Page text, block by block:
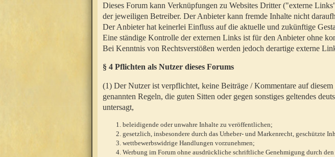
Dieses Forum kann Verknüpfungen zu Websites Dritter ("externe
der jeweiligen Betreiber. Der Anbieter kann fremde Inhalte nicht
Der Anbieter hat keinerlei Einfluss auf die aktuelle und zukünftige
Eine ständige Kontrolle der externen Links ist für den Anbieter ohne
Bei Kenntnis von Rechtsverstößen werden jedoch derartige externe
§ 4 Pflichten als Nutzer dieses Forums
(1) Der Nutzer ist verpflichtet, keine Beiträge / Kommentare auf
genannten Regeln, die guten Sitten oder gegen sonstiges geltendes
untersagt,
beleidigende oder unwahre Inhalte zu veröffentlichen;
gesetzlich, insbesondere durch das Urheber- und Markenrecht, geschützte
wettbewerbswidrige Handlungen vorzunehmen;
Werbung im Forum ohne ausdrückliche schriftliche Genehmigung durch